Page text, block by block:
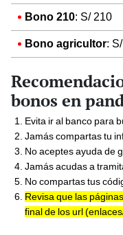
Bono 210: S/ 210
Bono agricultor:
bonos en
Evita ir al banco para
Jamás compartas tu
No aceptes ayuda de
Jamás acudas a
No compartas tus
Revisa que las
final de los url